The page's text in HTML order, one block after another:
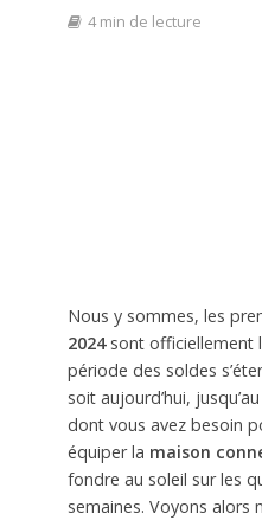
4 min de lecture
Nous y sommes, les
2024sont officiellement
période des soldes
soit aujourd’hui,
dont vous avez besoin
équiper la maison
fondre au soleil sur les
semaines. Voyons alors